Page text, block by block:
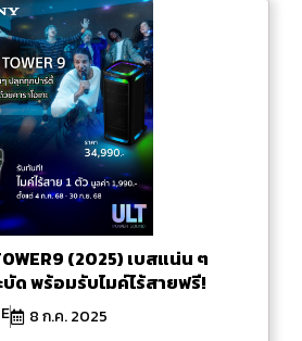
(2025) เบสแน่น ๆ
บัด พร้อมรับไมค์ไร้สายฟรี!
8 ก.ค. 2025